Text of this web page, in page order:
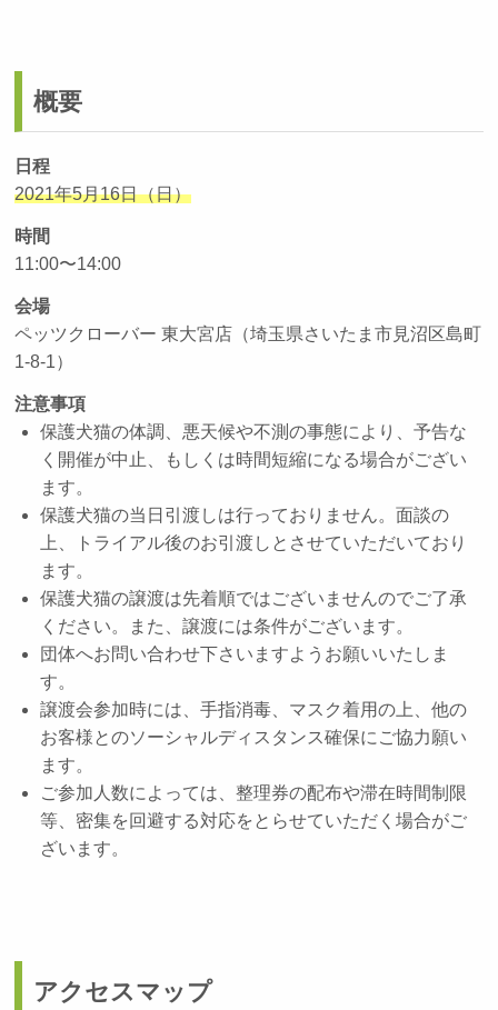
概要
日程
2021年5月16日（日）
時間
11:00〜14:00
会場
ペッツクローバー 東大宮店（埼玉県さいたま市見沼区島町
1-8-1）
注意事項
保護犬猫の体調、悪天候や不測の事態により、予告な
く開催が中止、もしくは時間短縮になる場合がござい
ます。
保護犬猫の当日引渡しは行っておりません。面談の
上、トライアル後のお引渡しとさせていただいており
ます。
保護犬猫の譲渡は先着順ではございませんのでご了承
ください。また、譲渡には条件がございます。
団体へお問い合わせ下さいますようお願いいたしま
す。
譲渡会参加時には、手指消毒、マスク着用の上、他の
お客様とのソーシャルディスタンス確保にご協力願い
ます。
ご参加人数によっては、整理券の配布や滞在時間制限
等、密集を回避する対応をとらせていただく場合がご
ざいます。
アクセスマップ